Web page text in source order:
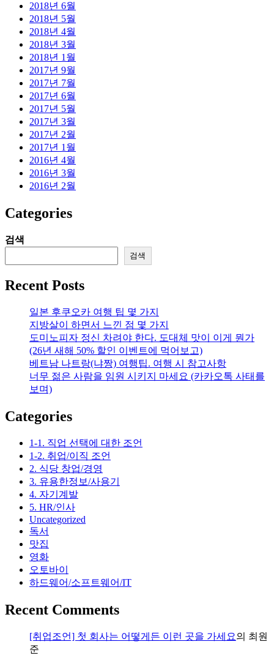
2018년 6월
2018년 5월
2018년 4월
2018년 3월
2018년 1월
2017년 9월
2017년 7월
2017년 6월
2017년 5월
2017년 3월
2017년 2월
2017년 1월
2016년 4월
2016년 3월
2016년 2월
Categories
검색
검색
Recent Posts
일본 후쿠오카 여행 팁 몇 가지
지방살이 하면서 느낀 점 몇 가지
도미노피자 정신 차려야 한다. 도대체 맛이 이게 뭔가
(26년 새해 50% 할인 이벤트에 먹어보고)
베트남 나트랑(냐짱) 여행팁. 여행 시 참고사항
너무 젊은 사람을 임원 시키지 마세요 (카카오톡 사태를
보며)
Categories
1-1. 직업 선택에 대한 조언
1-2. 취업/이직 조언
2. 식당 창업/경영
3. 유용한정보/사용기
4. 자기계발
5. HR/인사
Uncategorized
독서
맛집
영화
오토바이
하드웨어/소프트웨어/IT
Recent Comments
[취업조언] 첫 회사는 어떻게든 이런 곳을 가세요의 최원
준